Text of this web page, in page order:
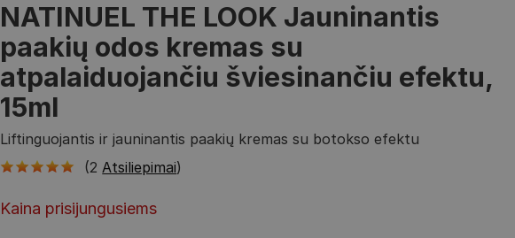
NATINUEL THE LOOK Jauninantis
paakių odos kremas su
atpalaiduojančiu šviesinančiu efektu,
15ml
Liftinguojantis ir jauninantis paakių kremas su botokso efektu
(2 Atsiliepimai)
Kaina prisijungusiems